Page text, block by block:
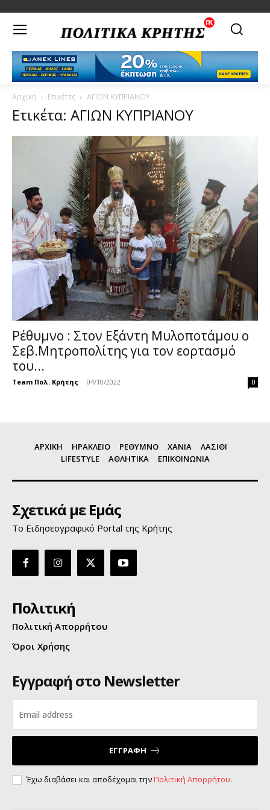
Αρχική Ετικέτες ΑΓΙΩΝ ΚΥΠΡΙΑΝΟΥ
Ετικέτα: ΑΓΙΩΝ ΚΥΠΡΙΑΝΟΥ
Ρέθυμνο : Στον Εξάντη Μυλοποτάμου ο
Σεβ.Μητροπολίτης για τον εορτασμό
του...
Team Πολ. Κρήτης - 04/10/2022 0
ΑΡΧΙΚΗ ΗΡΑΚΛΕΙΟ ΡΕΘΥΜΝΟ ΧΑΝΙΑ
ΛΑΣΙΘΙ
LIFESTYLE
ΑΘΛΗΤΙΚΑ ΕΠΙΚΟΙΝΩΝΙΑ
Σχετικά με Εμάς
Το Ειδησεογραφικό Portal της Κρήτης
Πολιτική
Πολιτική Απορρήτου
Όροι Χρήσης
Εγγραφή στο Newsletter
ΕΓΓΡΑΦΗ
Έχω διαβάσει και αποδέχομαι τηνΠολιτική Απορρήτου.